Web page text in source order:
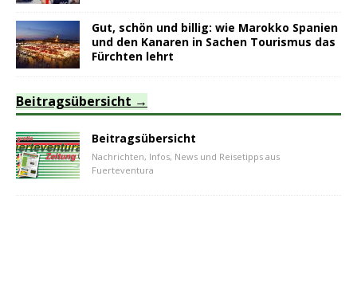
Gut, schön und billig: wie Marokko Spanien
und den Kanaren in Sachen Tourismus das
Fürchten lehrt
Beitragsübersicht
Beitragsübersicht
Nachrichten, Infos, News und Reisetipps aus
Fuerteventura